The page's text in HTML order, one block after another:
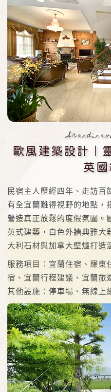
歐風建築設計｜
英
民宿主人歷經四年、走訪百
有全宜蘭難得視野的地點，
營造真正放鬆的度假氛圍。
英式建築，白色外牆典雅大
大利石材與加拿大壁爐打造
服務項目：宜蘭住宿、羅東
宿、宜蘭行程建議、宜蘭旅
其他設施：停車場、無線上